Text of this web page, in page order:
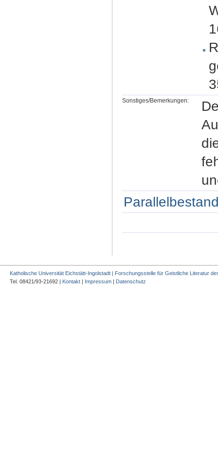
Sonstiges/Bemerkungen:
Katholische Universität Eichstätt-Ingolstadt | Forschungsstelle für Geistliche Literatur
Tel. 08421/93-21692 | Kontakt | Impressum | Datenschutz